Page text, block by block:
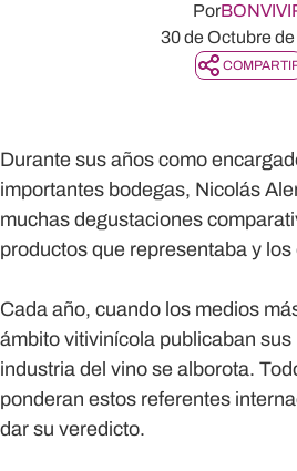
Por
30 de Octubre
Durante sus años como
importantes bodegas, Nicolás
muchas degustaciones
productos que representaba y
Cada año, cuando los medios
ámbito vitivinícola publicaban
industria del vino se alborota.
ponderan estos referentes
dar su veredicto.